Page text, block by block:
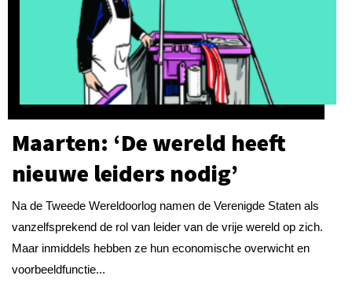
Maarten: ‘De wereld heeft
nieuwe leiders nodig’
Na de Tweede Wereldoorlog namen de Verenigde Staten als
vanzelfsprekend de rol van leider van de vrije wereld op zich.
Maar inmiddels hebben ze hun economische overwicht en
voorbeeldfunctie...